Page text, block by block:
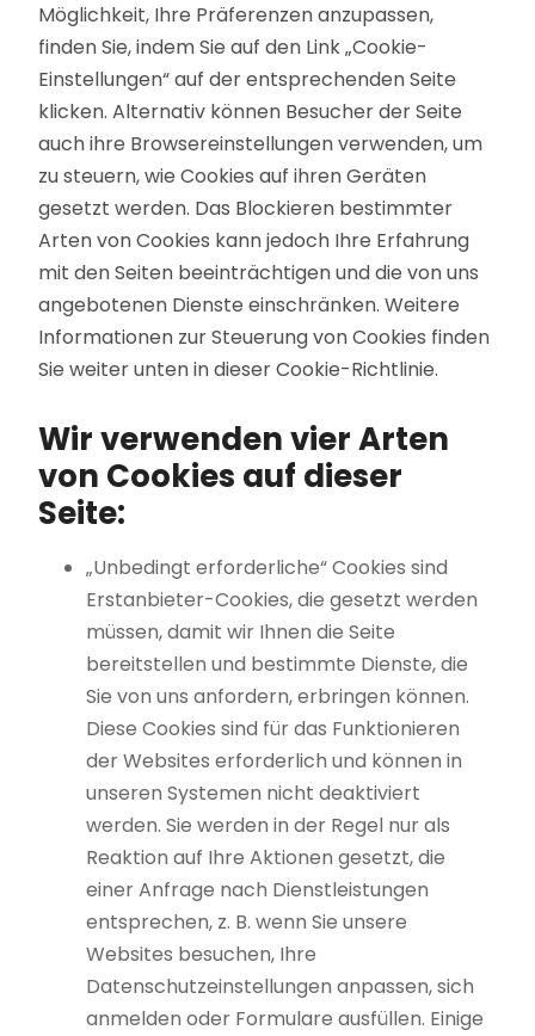
Möglichkeit, Ihre Präferenzen anzupassen,
finden Sie, indem Sie auf den Link „Cookie-
Einstellungen“ auf der entsprechenden Seite
klicken. Alternativ können Besucher der Seite
auch ihre Browsereinstellungen verwenden, um
zu steuern, wie Cookies auf ihren Geräten
gesetzt werden. Das Blockieren bestimmter
Arten von Cookies kann jedoch Ihre Erfahrung
mit den Seiten beeinträchtigen und die von uns
angebotenen Dienste einschränken. Weitere
Informationen zur Steuerung von Cookies finden
Sie weiter unten in dieser Cookie-Richtlinie.
Wir verwenden vier Arten
von Cookies auf dieser
Seite:
„Unbedingt erforderliche“ Cookies sind
Erstanbieter-Cookies, die gesetzt werden
müssen, damit wir Ihnen die Seite
bereitstellen und bestimmte Dienste, die
Sie von uns anfordern, erbringen können.
Diese Cookies sind für das Funktionieren
der Websites erforderlich und können in
unseren Systemen nicht deaktiviert
werden. Sie werden in der Regel nur als
Reaktion auf Ihre Aktionen gesetzt, die
einer Anfrage nach Dienstleistungen
entsprechen, z. B. wenn Sie unsere
Websites besuchen, Ihre
Datenschutzeinstellungen anpassen, sich
anmelden oder Formulare ausfüllen. Einige